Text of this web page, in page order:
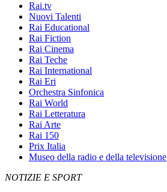
Rai.tv
Nuovi Talenti
Rai Educational
Rai Fiction
Rai Cinema
Rai Teche
Rai International
Rai Eri
Orchestra Sinfonica
Rai World
Rai Letteratura
Rai Arte
Rai 150
Prix Italia
Museo della radio e della televisione
NOTIZIE E SPORT